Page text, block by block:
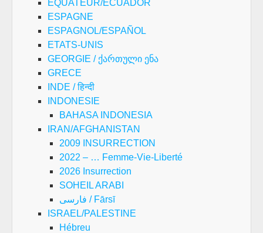
EQUATEUR/ECUADOR
ESPAGNE
ESPAGNOL/ESPAÑOL
ETATS-UNIS
GEORGIE / ქართული ენა
GRECE
INDE / हिन्दी
INDONESIE
BAHASA INDONESIA
IRAN/AFGHANISTAN
2009 INSURRECTION
2022 – … Femme-Vie-Liberté
2026 Insurrection
SOHEIL ARABI
فارسی / Fārsī
ISRAEL/PALESTINE
Hébreu